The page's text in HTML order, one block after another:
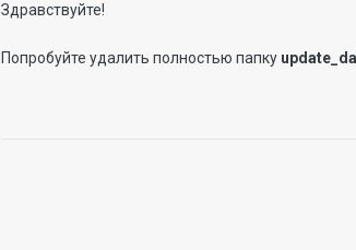
Здравствуйте!
Попробуйте удалить полностью папку